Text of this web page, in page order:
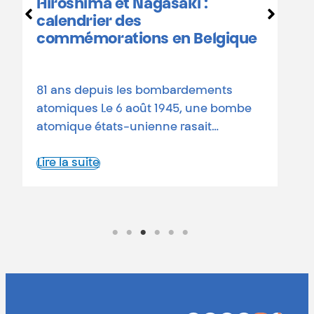
Hiroshima et Nagasaki :
calendrier des
commémorations en Belgique
81 ans depuis les bombardements
atomiques Le 6 août 1945, une bombe
atomique états-unienne rasait…
Lire la suite